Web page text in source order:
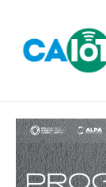
content